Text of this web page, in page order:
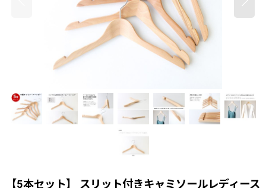
【5本セット】 スリット付きキャミソールレディース